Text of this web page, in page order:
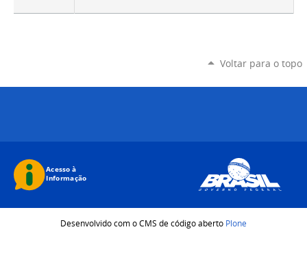
Voltar para o topo
Desenvolvido com o CMS de código aberto Plone